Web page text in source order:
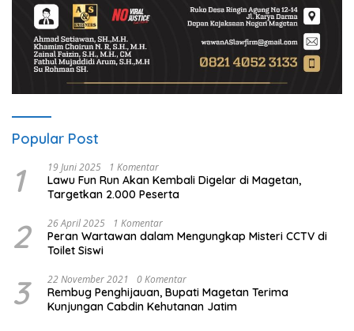
Popular Post
1 19 Juni 2025 1 Komentar
Lawu Fun Run Akan Kembali Digelar di Magetan,
Targetkan 2.000 Peserta
2 26 April 2025 1 Komentar
Peran Wartawan dalam Mengungkap Misteri CCTV di
Toilet Siswi
3 22 November 2021 0 Komentar
Rembug Penghijauan, Bupati Magetan Terima
Kunjungan Cabdin Kehutanan Jatim